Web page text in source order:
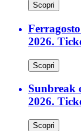
Scopri
2026.
Scopri
Sunbreak
2026.
Scopri